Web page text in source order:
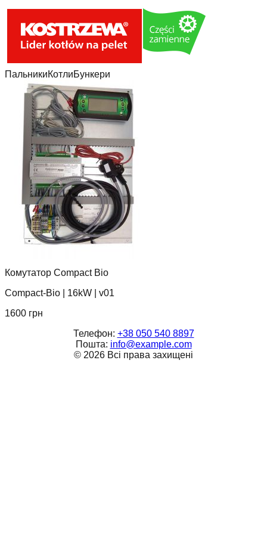
ПальникиКотлиБункери
Комутатор Compact Bio
Compact-Bio
16kW
v01
1600 грн
Телефон: +38 050 540 8897
Пошта: info@example.com
© 2026 Всі права захищені